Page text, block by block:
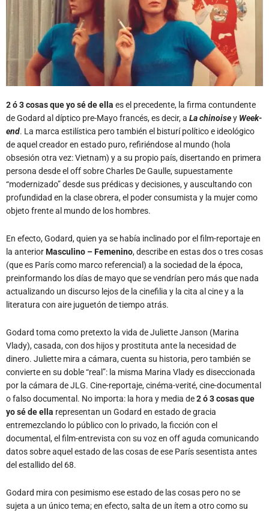
2 ó 3 cosas que yo sé de ella es el precedente, la firma contundente
de Godard al díptico pre-Mayo francés, es decir, a La chinoisey Week-
end. La marca estilística pero también el bisturí político e ideológico
de aquel creador en estado puro, refiriéndose al mundo (hola
obsesión otra vez: Vietnam) y a su propio país, disertando en primera
persona desde el off sobre Charles De Gaulle, supuestamente
“modernizado” desde sus prédicas y decisiones, y auscultando con
profundidad en la clase obrera, el poder consumista y la mujer como
objeto frente al mundo de los hombres.
En efecto, Godard, quien ya se había inclinado por el film-reportaje en
la anteriorMasculino – Femenino, describe en estas dos o tres cosas
(que es París como marco referencial) a la sociedad de la época,
preinformando los días de mayo que se vendrían pero más que nada
actualizando un discurso lejos de la cinefilia y la cita al cine y a la
literatura con aire juguetón de tiempo atrás.
Godard toma como pretexto la vida de Juliette Janson (Marina
Vlady), casada, con dos hijos y prostituta ante la necesidad de
dinero. Juliette mira a cámara, cuenta su historia, pero también se
convierte en su doble “real”: la misma Marina Vlady es diseccionada
por la cámara de JLG. Cine-reportaje, cinéma-verité, cine-documental
o falso documental. No importa: la hora y media de2 ó 3 cosas que
yosé de ella representan un Godard en estado de gracia
entremezclando lo público con lo privado, la ficción con el
documental, el film-entrevista con su voz en off aguda comunicando
datos sobre aquel estado de las cosas de ese París sesentista antes
del estallido del 68.
Godard mira con pesimismo ese estado de las cosas pero no se
sujeta a un único tema; en efecto, salta de un ítem a otro como su